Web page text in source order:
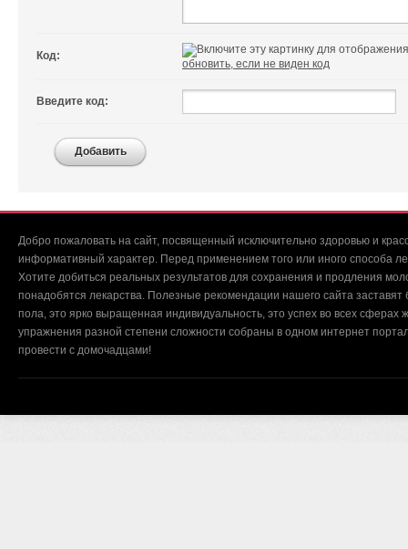
Код:
обновить, если не виден код
Введите код:
Добавить
Добро пожаловать на сайт, посвященный исключительно здоровью и
информативный характер. Перед применением того или иного способа
Хотите добиться реальных результатов для сохранения и продления
понадобятся лекарства. Полезные рекомендации нашего сайта
пола, это ярко выращенная индивидуальность, это успех во всех
упражнения разной степени сложности собраны в одном интернет
провести с домочадцами!